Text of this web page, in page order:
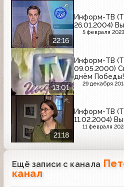
22:16
Информ-ТВ
26.01.2004)
5 февраля
13:01
Информ-ТВ
09.05.2000)
днём Победы!
29 декабря
21:18
Информ-ТВ
11.02.2004)
11 февраля
Ещё записи с канала
канал